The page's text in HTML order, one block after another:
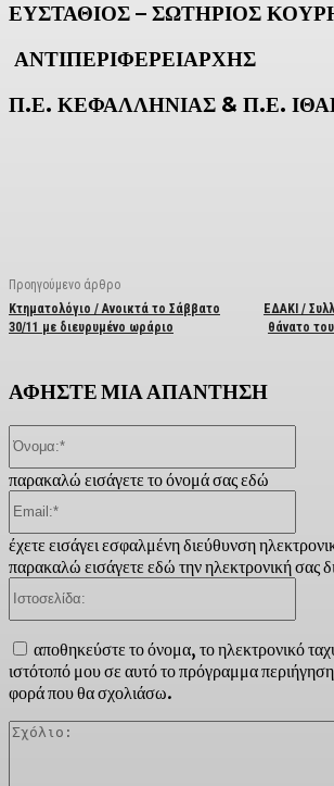
ΕΥΣΤΑΘΙΟΣ – ΣΩΤΗΡΙΟΣ
ΑΝΤΙΠΕΡΙΦΕΡΕΙΑΡΧΗΣ
Π.Ε. ΚΕΦΑΛΛΗΝΙΑΣ & Π.Ε.
Προηγούμενο άρθρο
Κτηματολόγιο / Ανοικτά το Σάββατο
30/11 με διευρυμένο ωράριο
ΕΔΑΚΙ /
θάνατο
ΑΦΗΣΤΕ ΜΙΑ ΑΠΑΝΤΗΣΗ
παρακαλώ εισάγετε το όνομά σας εδώ
έχετε εισάγει εσφαλμένη διεύθυνση
παρακαλώ εισάγετε εδώ την ηλεκτρονική σας
αποθηκεύστε το όνομα, το ηλεκτρονικό
ιστότοπό μου σε αυτό το πρόγραμμα
φορά που θα σχολιάσω.